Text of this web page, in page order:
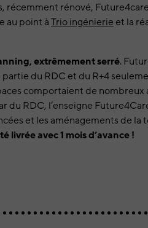
récemment rénové,
au point àTrio ingénierie et la
extrêmement serré.
du RDC et du R+4
comportaient de nombreux
du RDC, l’enseigne
et les aménagements de la
livrée avec 1 mois d’avance !